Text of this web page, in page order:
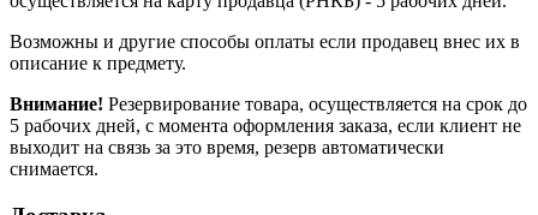
Возможны и другие способы оплаты если продавец внес их в
описание к предмету.
Внимание! Резервирование товара, осуществляется на срок до
5 рабочих дней, с момента оформления заказа, если клиент не
выходит на связь за это время, резерв автоматически
снимается.